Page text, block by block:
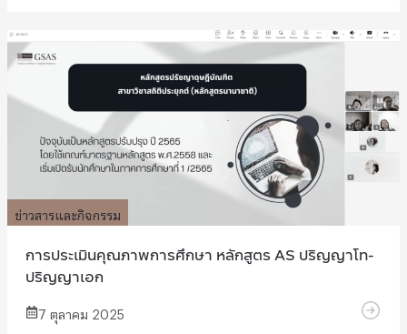
ข่าวสารและกิจกรรม
การประเมินคุณภาพการศึกษา หลักสูตร AS ปริญญาโท-
ปริญญาเอก
7 ตุลาคม 2025